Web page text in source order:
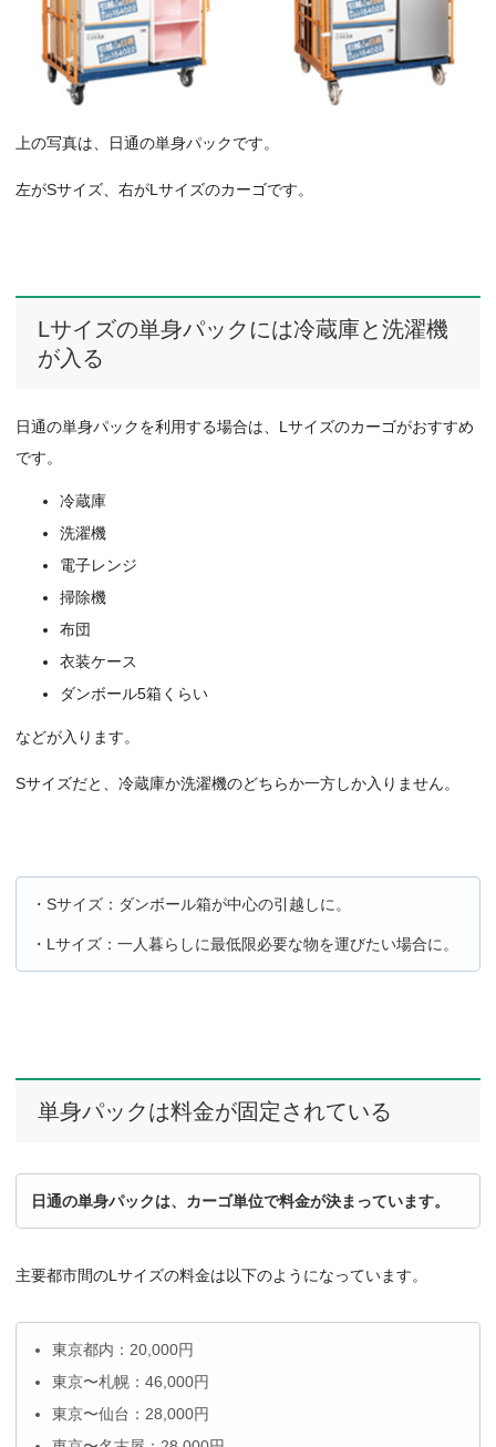
上の写真は、日通の単身パックです。
左がSサイズ、右がLサイズのカーゴです。
Lサイズの単身パックには冷蔵庫と洗濯機
が入る
日通の単身パックを利用する場合は、Lサイズのカーゴがおすすめ
です。
冷蔵庫
洗濯機
電子レンジ
掃除機
布団
衣装ケース
ダンボール5箱くらい
などが入ります。
Sサイズだと、冷蔵庫か洗濯機のどちらか一方しか入りません。
・Sサイズ：ダンボール箱が中心の引越しに。
・Lサイズ：一人暮らしに最低限必要な物を運びたい場合に。
単身パックは料金が固定されている
日通の単身パックは、カーゴ単位で料金が決まっています。
主要都市間のLサイズの料金は以下のようになっています。
東京都内：20,000円
東京〜札幌：46,000円
東京〜仙台：28,000円